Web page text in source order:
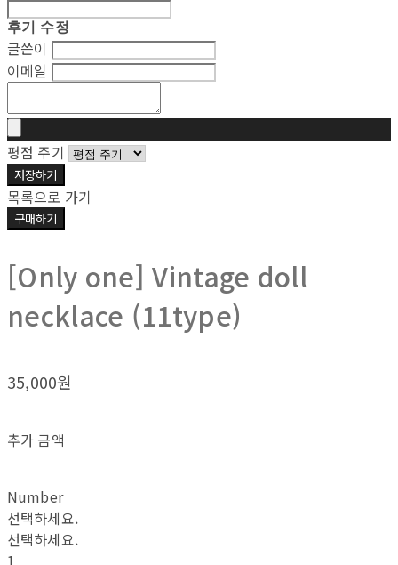
후기 수정
글쓴이
이메일
평점 주기
저장하기
목록으로 가기
구매하기
[Only one] Vintage doll
necklace (11type)
35,000원
추가 금액
Number
선택하세요.
선택하세요.